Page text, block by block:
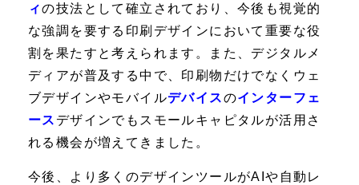
ィの技法として確立されており、今後も視覚的
な強調を要する印刷デザインにおいて重要な役
割を果たすと考えられます。また、デジタルメ
ディアが普及する中で、印刷物だけでなくウェ
ブデザインやモバイルデバイスのインターフェ
ース デザインでもスモールキャピタルが活用さ
れる機会が増えてきました。
今後、より多くのデザインツールがAIや自動レ